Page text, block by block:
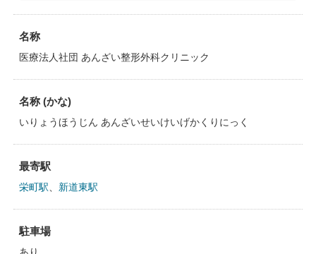
名称
医療法人社団 あんざい整形外科クリニック
名称 (かな)
いりょうほうじん あんざいせいけいげかくりにっく
最寄駅
栄町駅 新道東駅
駐車場